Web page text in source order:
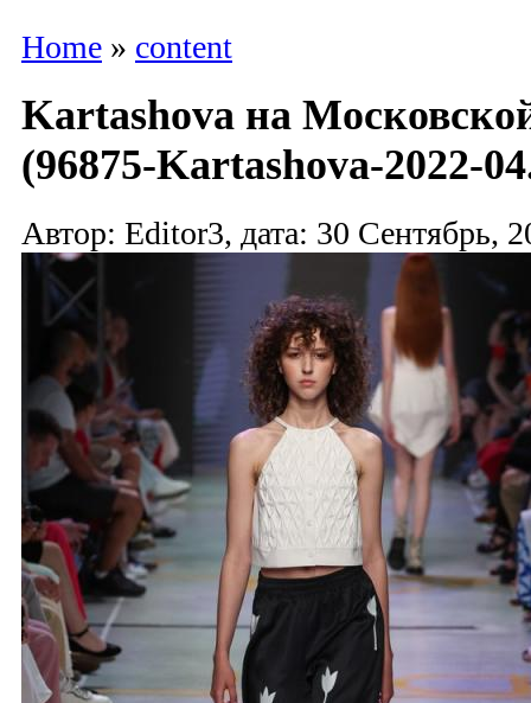
Home » content
Kartashova на
(96875-Kartashova-2022-
Автор: Editor3, дата: 30 Сентябрь,